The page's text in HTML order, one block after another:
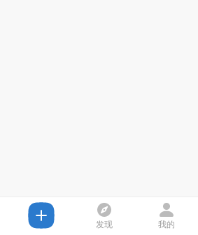
发现 我的